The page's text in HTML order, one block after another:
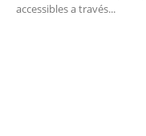
accessibles a través...